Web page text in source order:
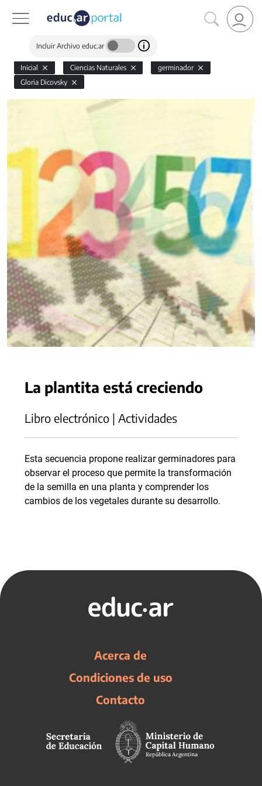
Incluir Archivo educ.ar
Inicial Ciencias Naturales
germinador
Gloria Dicovsky
La plantita está creciendo
Libro electrónico | Actividades
Esta secuencia propone realizar germinadores para
observar el proceso que permite la transformación
de la semilla en una planta y comprender los
cambios de los vegetales durante su desarrollo.
Acerca de
Condiciones de uso
Contacto